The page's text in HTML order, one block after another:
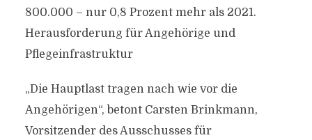
800.000 – nur 0,8 Prozent mehr als 2021.
Herausforderung für Angehörige und
Pflegeinfrastruktur
„Die Hauptlast tragen nach wie vor die
Angehörigen“, betont Carsten Brinkmann,
Vorsitzender des Ausschusses für